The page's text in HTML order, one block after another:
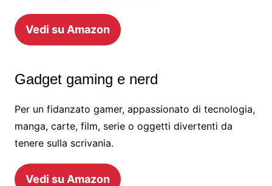
Vedi su Amazon
Gadget gaming e nerd
Per un fidanzato gamer, appassionato di tecnologia,
manga, carte, film, serie o oggetti divertenti da
tenere sulla scrivania.
Vedi su Amazon